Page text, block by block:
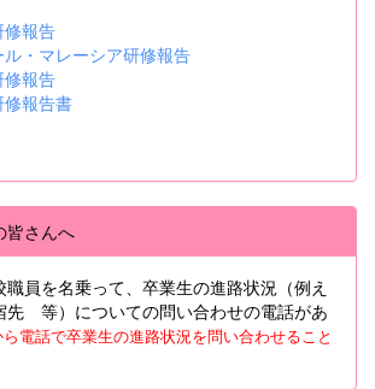
修報告
・マレーシア研修報告
修報告
報告書
皆さんへ
員を名乗って、卒業生の進路状況（例え
先 等）についての問い合わせの電話があ
電話で卒業生の進路状況を問い合わせること